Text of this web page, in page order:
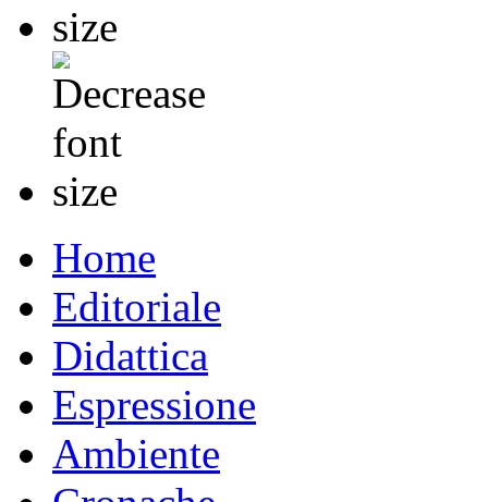
Home
Editoriale
Didattica
Espressione
Ambiente